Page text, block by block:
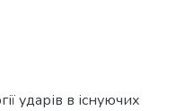
ударів в існуючих